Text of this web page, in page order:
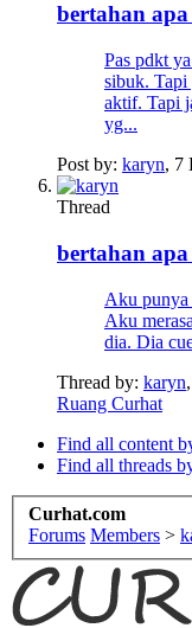
bertahan
Pas pdkt
sibuk. Tapi
aktif. Tapi
yg...
Post by: karyn, 7
Thread
bertahan
Aku punya
Aku
dia. Dia
Thread by: karyn,
Ruang Curhat
Find all content
Find all threads
Curhat.com
Forums Members >